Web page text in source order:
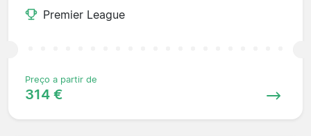
Premier League
Preço a partir de
314 €